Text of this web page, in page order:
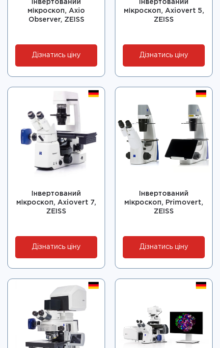
Інвертований
мікроскоп, Axio
Observer, ZEISS
Дізнатись ціну
Інвертований
мікроскоп, Axiovert 5,
ZEISS
Дізнатись ціну
Інвертований
мікроскоп, Axiovert 7,
ZEISS
Дізнатись ціну
Інвертований
мікроскоп, Primovert,
ZEISS
Дізнатись ціну